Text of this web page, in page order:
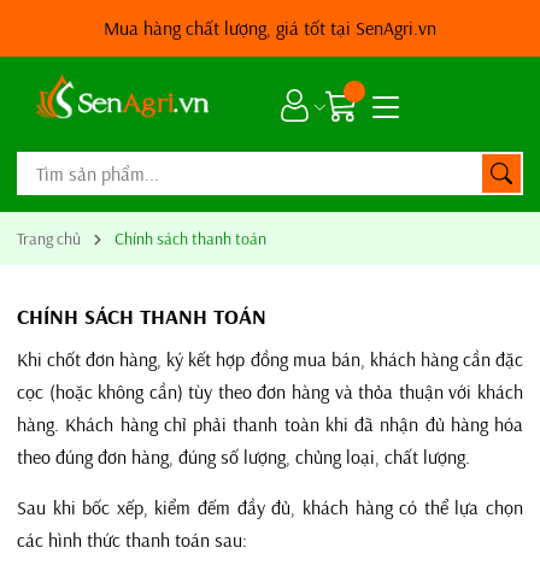
Mua hàng chất lượng, giá tốt tại SenAgri.vn
Trang chủ Chính sách thanh toán
CHÍNH SÁCH THANH TOÁN
Khi chốt đơn hàng, ký kết hợp đồng mua bán, khách hàng cần đặc
cọc (hoặc không cần) tùy theo đơn hàng và thỏa thuận với khách
hàng. Khách hàng chỉ phải thanh toàn khi đã nhận đủ hàng hóa
theo đúng đơn hàng, đúng số lượng, chủng loại, chất lượng.
Sau khi bốc xếp, kiểm đếm đầy đủ, khách hàng có thể lựa chọn
các hình thức thanh toán sau: